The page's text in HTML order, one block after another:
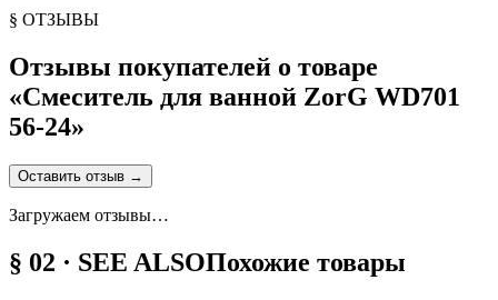
§ ОТЗЫВЫ
Отзывы покупателей о товаре
«Смеситель для ванной ZorG WD701
56-24»
Оставить отзыв →
Загружаем отзывы…
§ 02 · SEE ALSOПохожие товары